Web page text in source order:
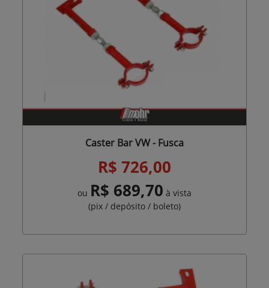
Caster Bar VW - Fusca
R$ 726,00
ou R$ 689,70 à vista
(pix / depósito / boleto)